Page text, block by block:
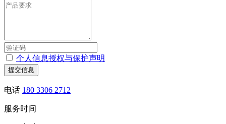
个人信息授权与保护声明
提交信息
电话 180 3306 2712
服务时间